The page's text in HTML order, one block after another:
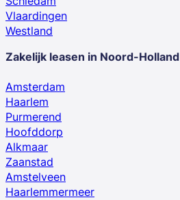
Vlaardingen
Westland
Zakelijk leasen in Noord-Holland
Amsterdam
Haarlem
Purmerend
Hoofddorp
Alkmaar
Zaanstad
Amstelveen
Haarlemmermeer